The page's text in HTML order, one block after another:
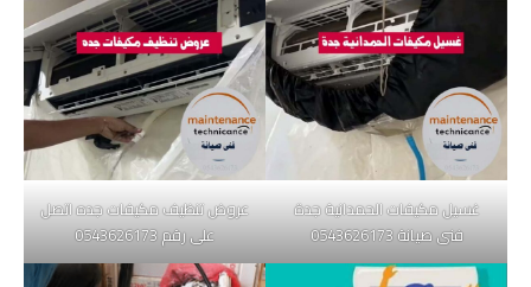
غسيل مكيفات الحمدانية جدة
فنى صيانة 0543626173
عروض تنظيف مكيفات جده اتصل
على رقم 0543626173